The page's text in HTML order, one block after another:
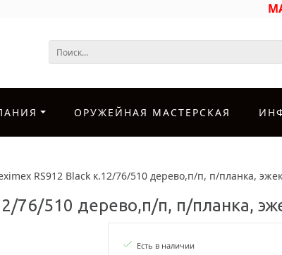
ОРУЖЕЙНАЯ МАСТЕРСКАЯ
RS912 Black к.12/76/510 дерево,п/п, п/планка,
76/510 дерево,п/п, п/планка,
Есть в наличии